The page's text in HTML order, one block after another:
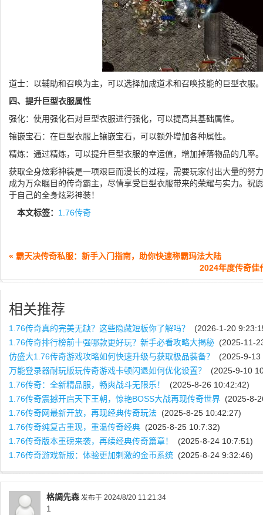
道士：以辅助和召唤为主，可以选择加成道术和召唤技能的巨型衣服。
四、提升巨型衣服属性
强化：使用强化石对巨型衣服进行强化，可以提高其基础属性。
镶嵌宝石：在巨型衣服上镶嵌宝石，可以额外增加各种属性。
精炼：通过精炼，可以提升巨型衣服的幸运值，增加掉落物品的几率。
获取全身炫彩神装是一项艰巨而漫长的过程，需要玩家付出大量的努
成为万众瞩目的传奇霸主，尽情享受巨型衣服带来的荣耀与实力。祝
于自己的全身炫彩神装！
本文标签： 1.76传奇
« 霸天决传奇私服：新手入门指南，助你快速称霸玛法大陆
2024年度传奇佳
相关推荐
1.76传奇真的完美无缺？这些隐藏短板你了解吗？
(2026-1-20
1.76传奇排行榜前十强哪款更好玩？新手必看攻略大揭秘 (2025-11-
仿盛大1.76传奇游戏攻略如何快速升级与获取极品装备？
(2025-9-13
万能登录器耐玩版玩传奇游戏卡顿闪退如何优化设置？
(2025-9-10
1.76传奇：全新精品服，畅爽战斗无限乐！
(2025-8-26 10:42:42)
1.76传奇震撼开启天下王朝，惊艳BOSS大战再现传奇世界 (2025-8-
1.76传奇网最新开放，再现经典传奇玩法 (2025-8-25 10:42:27)
1.76传奇纯复古重现，重温传奇经典 (2025-8-25 10:7:32)
1.76传奇版本重磅来袭，再续经典传奇篇章！
(2025-8-24 10:7:51)
1.76传奇游戏新版：体验更加刺激的金币系统 (2025-8-24 9:32:46)
格調先森 发布于 2024/8/20 11:21:34
1